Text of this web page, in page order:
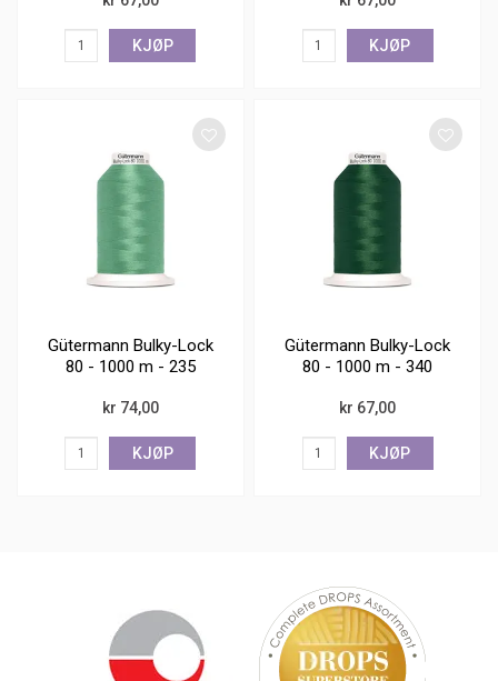
KJØP KJØP
Gütermann Bulky-Lock
80 - 1000 m - 235
kr 74,00
KJØP
Gütermann Bulky-Lock
80 - 1000 m - 340
kr 67,00
KJØP